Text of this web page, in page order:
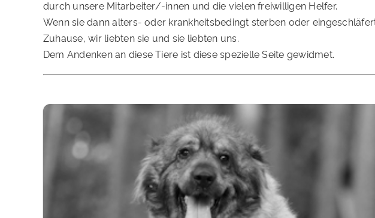
durch unsere Mitarbeiter/-innen und die vielen freiwilligen Helfer.
Wenn sie dann alters- oder krankheitsbedingt sterben oder
Zuhause, wir liebten sie und sie liebten uns.
Dem Andenken an diese Tiere ist diese spezielle Seite gewidmet.